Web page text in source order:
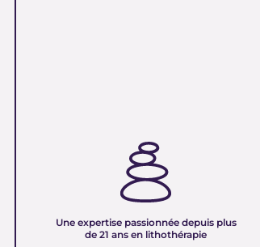
Une expertise passionnée depuis plus
de 21 ans en lithothérapie
PLUS DE 21 ANS EN LITHOTHÉRAPIE :
Forte d’une expérience de plus de deux
décennies, notre équipe vous partage son savoir
mettons nos connaissances en lithothérapie à
votre service pour vous accompagner dans votre